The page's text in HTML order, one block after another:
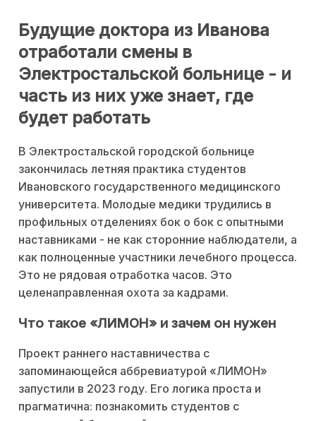
Будущие доктора из Иванова
отработали смены в
Электростальской больнице - и
часть из них уже знает, где
будет работать
В Электростальской городской больнице
закончилась летняя практика студентов
Ивановского государственного медицинского
университета. Молодые медики трудились в
профильных отделениях бок о бок с опытными
наставниками - не как сторонние наблюдатели, а
как полноценные участники лечебного процесса.
Это не рядовая отработка часов. Это
целенаправленная охота за кадрами.
Что такое «ЛИМОН» и зачем он нужен
Проект раннего наставничества с
запоминающейся аббревиатурой «ЛИМОН»
запустили в 2023 году. Его логика проста и
прагматична: познакомить студентов с